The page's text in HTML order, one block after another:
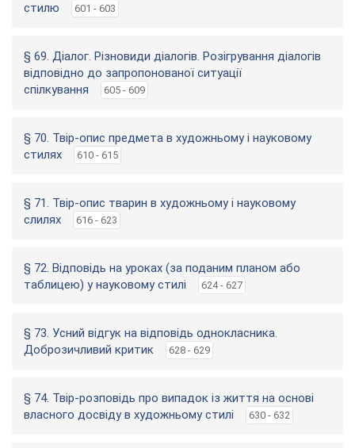
стилю
601 - 603
§ 69. Діалог. Різновиди діалогів. Розігрування діалогів
відповідно до запропонованої ситуації
спілкування
605 - 609
§ 70. Твір-опис предмета в художньому і науковому
стилях
610 - 615
§ 71. Твір-опис тварин в художньому і науковому
слилях
616 - 623
§ 72. Відповідь на уроках (за поданим планом або
таблицею) у науковому стилі
624 - 627
§ 73. Усний відгук на відповідь однокласника.
Доброзичливий критик
628 - 629
§ 74. Твір-розповідь про випадок із життя на основі
власного досвіду в художньому стилі
630 - 632